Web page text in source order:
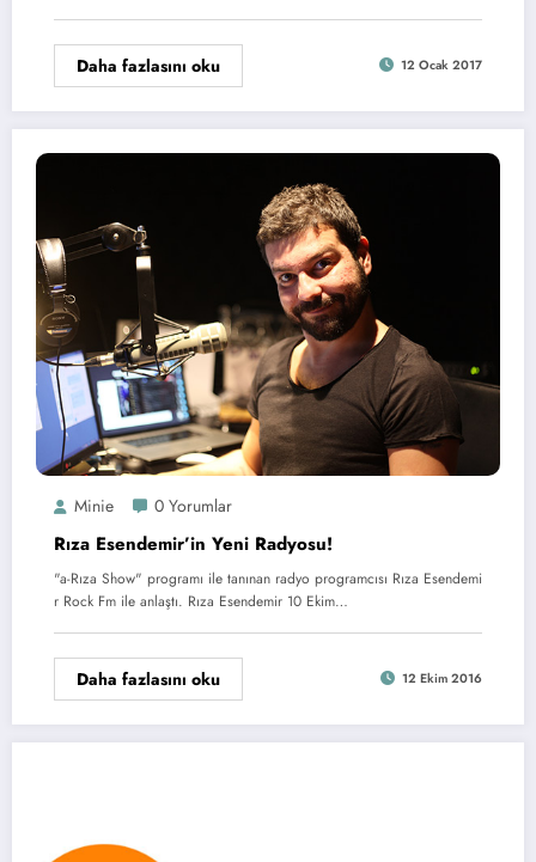
Daha fazlasını oku 12 Ocak 2017
Minie 0 Yorumlar
Rıza Esendemir’in Yeni Radyosu!
"a-Rıza Show" programı ile tanınan radyo programcısı Rıza Esendemi
r Rock Fm ile anlaştı. Rıza Esendemir 10 Ekim…
Daha fazlasını oku 12 Ekim 2016